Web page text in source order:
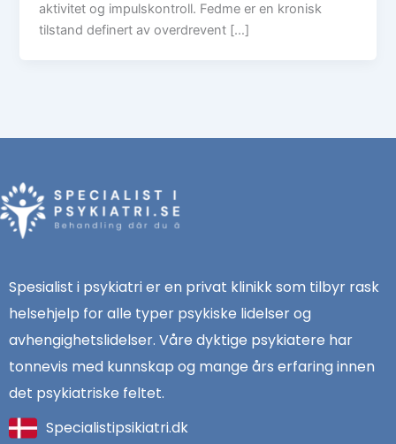
aktivitet og impulskontroll. Fedme er en kronisk
tilstand definert av overdrevent […]
Spesialist i psykiatri er en privat klinikk som tilbyr rask
helsehjelp for alle typer psykiske lidelser og
avhengighetslidelser. Våre dyktige psykiatere har
tonnevis med kunnskap og mange års erfaring innen
det psykiatriske feltet.
Specialistipsikiatri.dk